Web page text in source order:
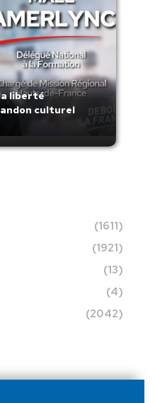
liberté
culturel
(1611)
(1921)
(13)
(4)
(2042)